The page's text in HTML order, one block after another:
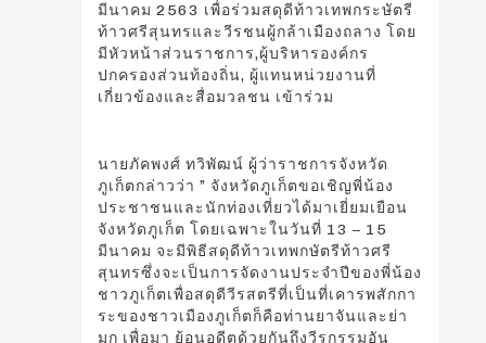
มีนาคม 2563 เพื่อร่วมสดุดีท้าวเทพกระษัตรี
ท้าวศรีสุนทรและวีรชนผู้กล้าเมืองถลาง โดย
มีหัวหน้าส่วนราชการ,ผู้บริหารองค์กร
ปกครองส่วนท้องถิ่น, ผู้แทนหน่วยงานที่
เกี่ยวข้องและสื่อมวลชน เข้าร่วม
นายภัคพงศ์ ทวิพัฒน์ ผู้ว่าราชการจังหวัด
ภูเก็ตกล่าวว่า ” จังหวัดภูเก็ตขอเชิญพี่น้อง
ประชาชนและนักท่องเที่ยวได้มาเยี่ยมเยือน
จังหวัดภูเก็ต โดยเฉพาะในวันที่ 13 – 15
มีนาคม จะมีพิธีสดุดีท้าวเทพกษัตรีท้าวศรี
สุนทรซึ่งจะเป็นการจัดงานประจำปีของพี่น้อง
ชาวภูเก็ตเพื่อสดุดีวีรสตรีที่เป็นที่เคารพสักกา
ระของชาวเมืองภูเก็ตก็คือท่านยาจันและย่า
มุก เพื่อมา ย้อนอดีตด้วยกันถึงวีรกรรมอัน